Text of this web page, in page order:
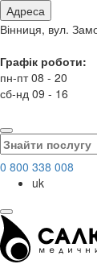
Адреса
Вінниця, вул.
Графік роботи:
пн-пт 08 - 20
сб-нд 09 - 16
0 800 338 008
uk